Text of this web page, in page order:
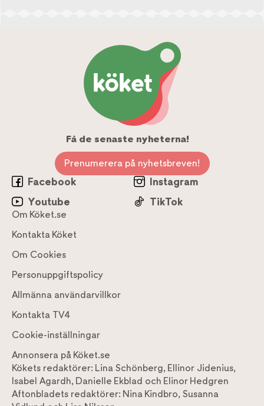
Få de senaste nyheterna!
Prenumerera på nyhetsbreven!
Facebook
Instagram
Youtube
TikTok
Om Köket.se
Kontakta Köket
Om Cookies
Personuppgiftspolicy
Allmänna användarvillkor
Kontakta TV4
Cookie-inställningar
Annonsera på Köket.se
Kökets redaktörer: Lina Schönberg, Ellinor Jidenius,
Isabel Agardh, Danielle Ekblad och Elinor Hedgren
Aftonbladets redaktörer: Nina Kindbro, Susanna